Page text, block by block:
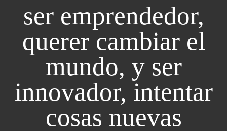
ser emprendedor,
querer cambiar el
mundo, y ser
innovador, intentar
cosas nuevas